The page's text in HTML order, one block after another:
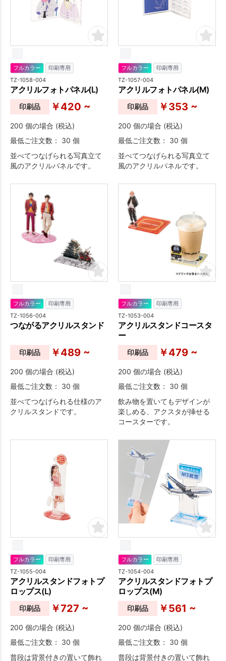
フルカラー 印刷専用
TZ-1058-004
アクリルフォトパネル(L)
印刷品 ￥420 ~
200 個の場合 (税込)
最低ご注文数： 30 個
並べてつなげられる写真立て
風のアクリルパネルです。
フルカラー 印刷専用
TZ-1057-004
アクリルフォトパネル(M)
印刷品 ￥353 ~
200 個の場合 (税込)
最低ご注文数： 30 個
並べてつなげられる写真立て
風のアクリルパネルです。
フルカラー 印刷専用
TZ-1056-004
つながるアクリルスタンド
印刷品 ￥489 ~
200 個の場合 (税込)
最低ご注文数： 30 個
並べてつなげられる仕様のア
クリルスタンドです。
フルカラー 印刷専用
TZ-1053-004
アクリルスタンドコースタ
ー
印刷品 ￥479 ~
200 個の場合 (税込)
最低ご注文数： 30 個
飲み物を置いてもデザインが
楽しめる、アクスタが挿せる
コースターです。
フルカラー 印刷専用
TZ-1055-004
アクリルスタンドフォトプ
ロップス(L)
印刷品 ￥727 ~
200 個の場合 (税込)
最低ご注文数： 30 個
普段は背景付きの置いて飾れ
フルカラー 印刷専用
TZ-1054-004
アクリルスタンドフォトプ
ロップス(M)
印刷品 ￥561 ~
200 個の場合 (税込)
最低ご注文数： 30 個
普段は背景付きの置いて飾れ